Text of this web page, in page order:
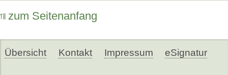
zum Seitenanfang
Übersicht Kontakt Impressum eSignatur